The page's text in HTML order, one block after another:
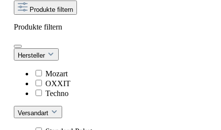
Produkte filtern
Produkte filtern
Hersteller
Mozart
OXXIT
Techno
Versandart